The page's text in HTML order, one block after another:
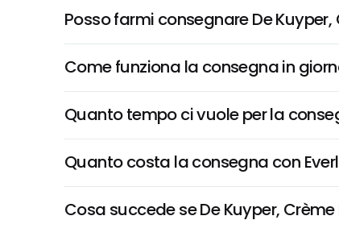
Posso farmi consegnare De Kuyper,
Come funziona la consegna in
Quanto tempo ci vuole per la
Quanto costa la consegna con
Cosa succede se De Kuyper,